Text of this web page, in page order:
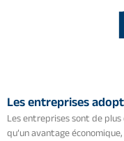
Les entreprises
Les entreprises sont de plus
qu’un avantage